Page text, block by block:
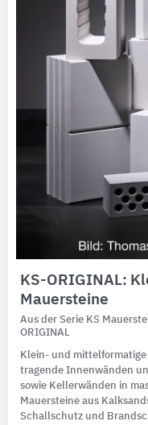
KS-ORIGINAL:
Mauersteine
Aus der Serie KS
ORIGINAL
Klein- und
tragende Innenwänden
sowie Kellerwänden in
Mauersteine aus
Schallschutz und